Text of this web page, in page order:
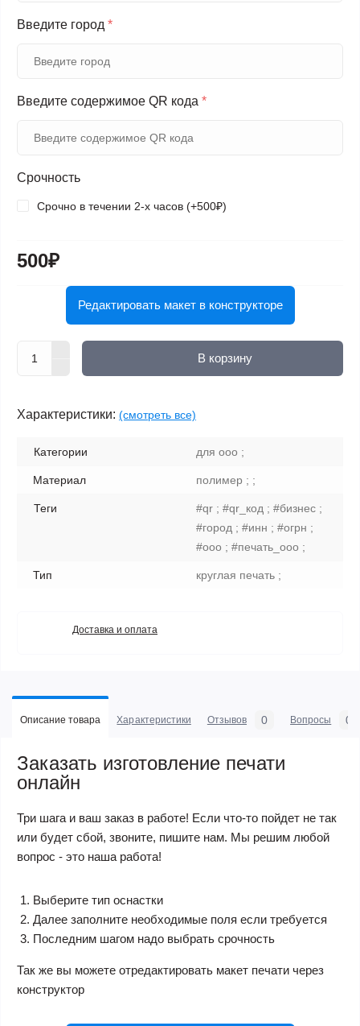
Введите город *
Введите содержимое QR кода *
Срочность
Срочно в течении 2-х часов (+500₽)
500₽
Редактировать макет в конструкторе
В корзину
Характеристики: (смотреть все)
Категории для ооо ;
Материал полимер ; ;
Теги
#qr ; #qr_код ; #бизнес ;
#город ; #инн ; #огрн ;
#ооо ; #печать_ооо ;
Тип круглая печать ;
Доставка и оплата
Описание товара Характеристики Отзывов 0 Вопросы 0
Заказать изготовление печати
онлайн
Три шага и ваш заказ в работе! Если что-то пойдет не так
или будет сбой, звоните, пишите нам. Мы решим любой
вопрос - это наша работа!
Выберите тип оснастки
Далее заполните необходимые поля если требуется
Последним шагом надо выбрать срочность
Так же вы можете отредактировать макет печати через
конструктор